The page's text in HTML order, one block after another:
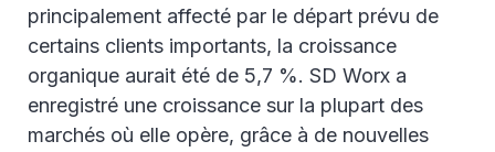
atio
al
1,31
1.1
,9
1,2
69.
.3
%
principalement affecté par le départ prévu de
certains clients importants, la croissance
organique aurait été de 5,7 %. SD Worx a
enregistré une croissance sur la plupart des
marchés où elle opère, grâce à de nouvelles